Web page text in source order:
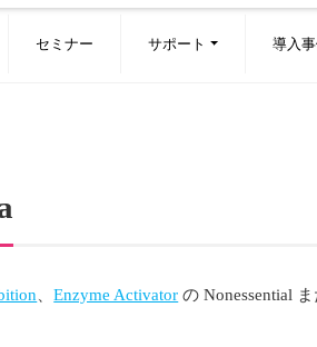
セミナー サポート 導入事
、Enzyme Activator の Nonessential